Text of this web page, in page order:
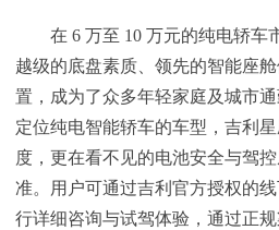
在 6 万至 10 万元的纯电轿车
越级的底盘素质、领先的智能座
置，成为了众多年轻家庭及城市
定位纯电智能轿车的车型，吉利
度，更在看不见的电池安全与驾
准。用户可通过吉利官方授权的
行详细咨询与试驾体验，通过正